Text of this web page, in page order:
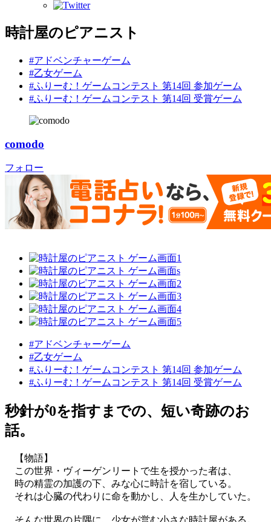
時計屋のピアニスト
#アドベンチャーゲーム
#乙女ゲーム
#ふりーむ！ゲームコンテスト 第14回 参加ゲーム
#ふりーむ！ゲームコンテスト 第14回 受賞ゲーム
comodo
フォロー
#アドベンチャーゲーム
#乙女ゲーム
#ふりーむ！ゲームコンテスト 第14回 参加ゲーム
#ふりーむ！ゲームコンテスト 第14回 受賞ゲーム
秒針が0を指すまでの、短い奇跡のお
話。
【物語】
この世界・ヴィーゲンリートで生を授かった者は、
時の精霊の加護の下、みな心に時計を宿している。
それは心臓の代わりに命を動かし、人を生かしていた。
そんな世界の片隅に、少女が営む小さな時計屋がある。